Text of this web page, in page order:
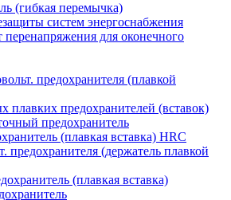
(гибкая перемычка)
систем энергоснабжения
перенапряжения для оконечного
предохранителя (плавкой
плавких предохранителей (вставок)
предохранитель
(плавкая вставка) HRC
предохранителя (держатель плавкой
(плавкая вставка)